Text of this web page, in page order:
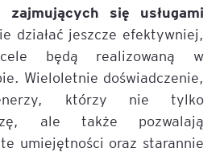
zajmujących się usługami
działać jeszcze efektywniej,
będą realizowaną w
Wieloletnie doświadczenie,
którzy nie tylko
ale także pozwalają
umiejętności oraz starannie